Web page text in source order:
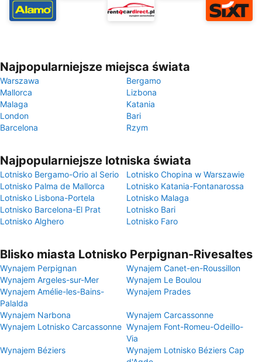
Najpopularniejsze miejsca świata
Warszawa
Bergamo
Mallorca
Lizbona
Malaga
Katania
London
Bari
Barcelona
Rzym
Najpopularniejsze lotniska świata
Lotnisko Bergamo-Orio al Serio
Lotnisko Chopina w Warszawie
Lotnisko Palma de Mallorca
Lotnisko Katania-Fontanarossa
Lotnisko Lisbona-Portela
Lotnisko Malaga
Lotnisko Barcelona-El Prat
Lotnisko Bari
Lotnisko Alghero
Lotnisko Faro
Blisko miasta Lotnisko Perpignan-Rivesaltes
Wynajem Perpignan
Wynajem Canet-en-Roussillon
Wynajem Argeles-sur-Mer
Wynajem Le Boulou
Wynajem Amélie-les-Bains-
Palalda
Wynajem Prades
Wynajem Narbona
Wynajem Carcassonne
Wynajem Lotnisko Carcassonne Wynajem Font-Romeu-Odeillo-
Via
Wynajem Béziers
Wynajem Lotnisko Béziers Cap